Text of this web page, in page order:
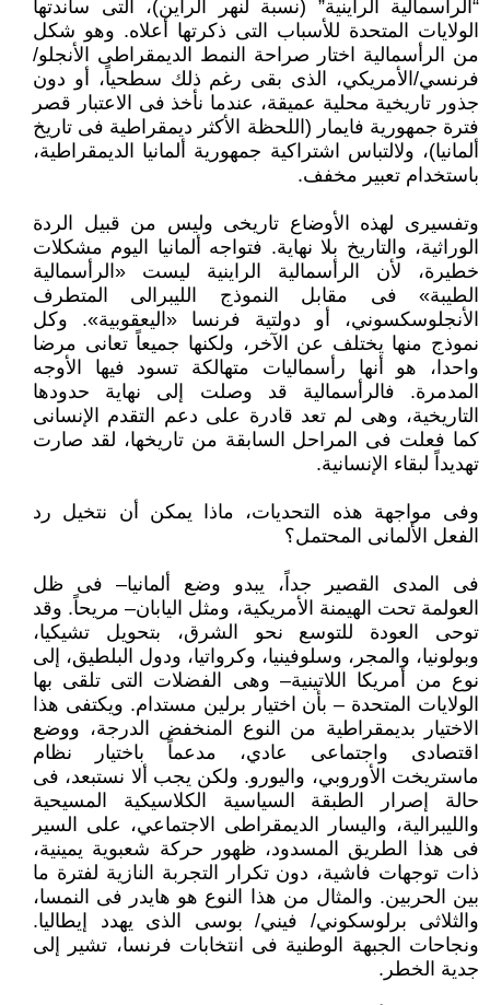
“الرأسمالية الراينية” (نسبة لنهر الراين)، التى ساندتها
الولايات المتحدة للأسباب التى ذكرتها أعلاه. وهو شكل
من الرأسمالية اختار صراحة النمط الديمقراطى الأنجلو/
فرنسي/الأمريكي، الذى بقى رغم ذلك سطحياً، أو دون
جذور تاريخية محلية عميقة، عندما نأخذ فى الاعتبار قصر
فترة جمهورية فايمار (اللحظة الأكثر ديمقراطية فى تاريخ
ألمانيا)، ولالتباس اشتراكية جمهورية ألمانيا الديمقراطية،
باستخدام تعبير مخفف.
وتفسيرى لهذه الأوضاع تاريخى وليس من قبيل الردة
الوراثية، والتاريخ بلا نهاية. فتواجه ألمانيا اليوم مشكلات
خطيرة، لأن الرأسمالية الراينية ليست «الرأسمالية
الطيبة» فى مقابل النموذج الليبرالى المتطرف
الأنجلوسكسوني، أو دولتية فرنسا «اليعقوبية». وكل
نموذج منها يختلف عن الآخر، ولكنها جميعاً تعانى مرضا
واحدا، هو أنها رأسماليات متهالكة تسود فيها الأوجه
المدمرة. فالرأسمالية قد وصلت إلى نهاية حدودها
التاريخية، وهى لم تعد قادرة على دعم التقدم الإنسانى
كما فعلت فى المراحل السابقة من تاريخها، لقد صارت
تهديداً لبقاء الإنسانية.
وفى مواجهة هذه التحديات، ماذا يمكن أن نتخيل رد
الفعل الألمانى المحتمل؟
فى المدى القصير جداً، يبدو وضع ألمانيا– فى ظل
العولمة تحت الهيمنة الأمريكية، ومثل اليابان– مريحاً. وقد
توحى العودة للتوسع نحو الشرق، بتحويل تشيكيا،
وبولونيا، والمجر، وسلوفينيا، وكرواتيا، ودول البلطيق، إلى
نوع من أمريكا اللاتينية– وهى الفضلات التى تلقى بها
الولايات المتحدة – بأن اختيار برلين مستدام. ويكتفى هذا
الاختيار بديمقراطية من النوع المنخفض الدرجة، ووضع
اقتصادى واجتماعى عادي، مدعماً باختيار نظام
ماستريخت الأوروبي، واليورو. ولكن يجب ألا نستبعد، فى
حالة إصرار الطبقة السياسية الكلاسيكية المسيحية
والليبرالية، واليسار الديمقراطى الاجتماعي، على السير
فى هذا الطريق المسدود، ظهور حركة شعبوية يمينية،
ذات توجهات فاشية، دون تكرار التجربة النازية لفترة ما
بين الحربين. والمثال من هذا النوع هو هايدر فى النمسا،
والثلاثى برلوسكوني/ فيني/ بوسى الذى يهدد إيطاليا.
ونجاحات الجبهة الوطنية فى انتخابات فرنسا، تشير إلى
جدية الخطر.